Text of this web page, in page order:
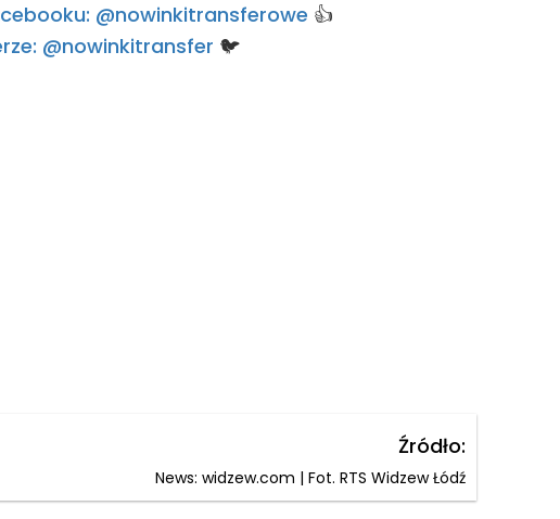
@nowinkitransferowe 👍
@nowinkitransfer 🐦
Źródło:
News: widzew.com | Fot. RTS Widzew Łódź